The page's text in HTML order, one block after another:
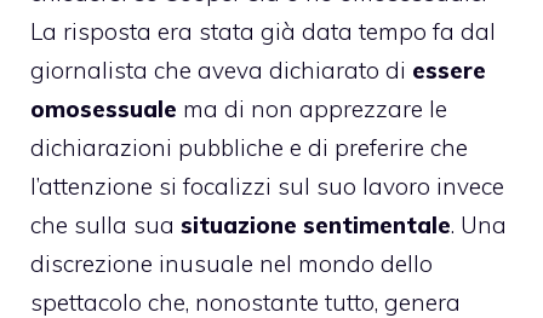
La risposta era stata già data tempo fa dal
giornalista che aveva dichiarato di essere
omosessuale ma di non apprezzare le
dichiarazioni pubbliche e di preferire che
l’attenzione si focalizzi sul suo lavoro invece
che sulla sua situazione sentimentale. Una
discrezione inusuale nel mondo dello
spettacolo che, nonostante tutto, genera